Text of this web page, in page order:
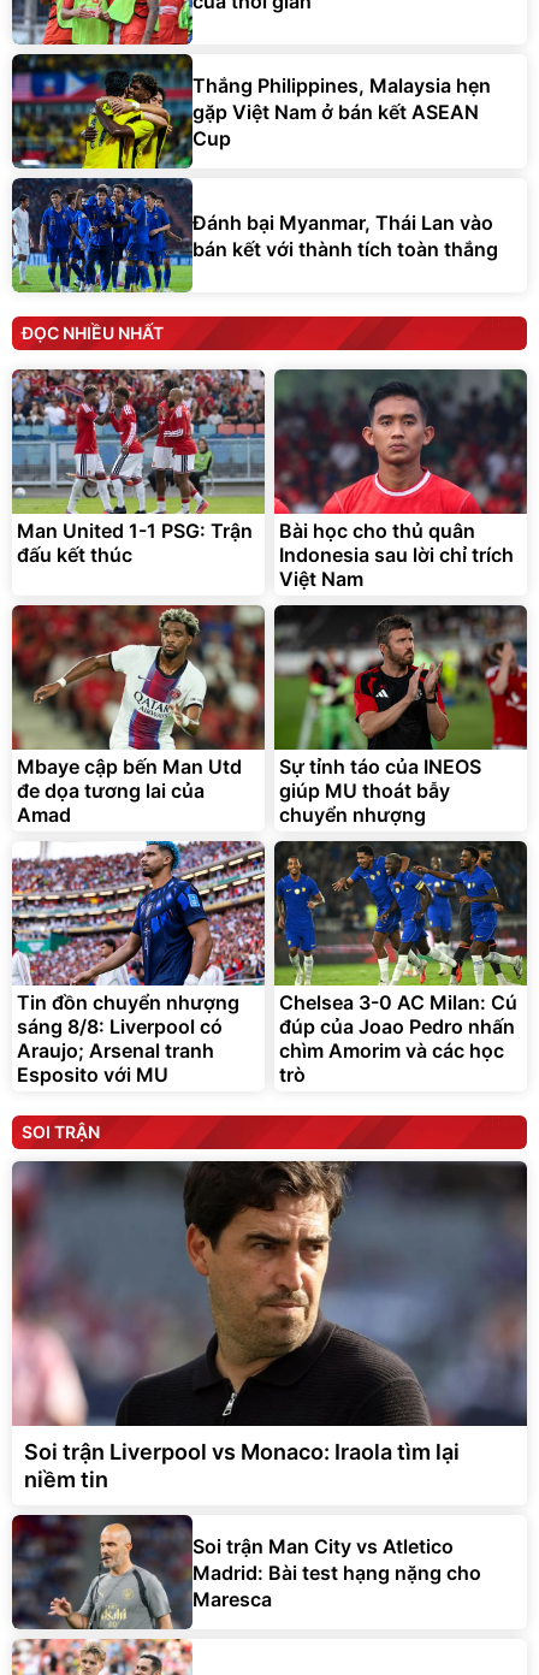
Thắng Philippines, Malaysia hẹn
gặp Việt Nam ở bán kết ASEAN
Cup
Đánh bại Myanmar, Thái Lan vào
bán kết với thành tích toàn thắng
ĐỌC NHIỀU NHẤT
Man United 1-1 PSG: Trận
đấu kết thúc
Bài học cho thủ quân
Indonesia sau lời chỉ trích
Việt Nam
Mbaye cập bến Man Utd
đe dọa tương lai của
Amad
Sự tỉnh táo của INEOS
giúp MU thoát bẫy
chuyển nhượng
Tin đồn chuyển nhượng
sáng 8/8: Liverpool có
Araujo; Arsenal tranh
Esposito với MU
Chelsea 3-0 AC Milan: Cú
đúp của Joao Pedro nhấn
chìm Amorim và các học
trò
SOI TRẬN
Soi trận Liverpool vs Monaco: Iraola tìm lại
niềm tin
Soi trận Man City vs Atletico
Madrid: Bài test hạng nặng cho
Maresca